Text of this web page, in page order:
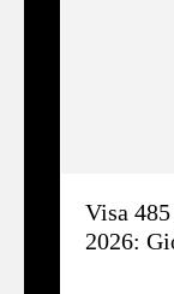
Visa
2026: